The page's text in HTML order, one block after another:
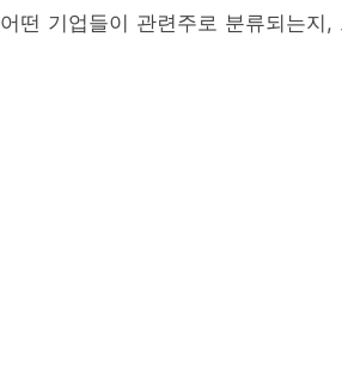
떤 기업들이 관련주로 분류되는지